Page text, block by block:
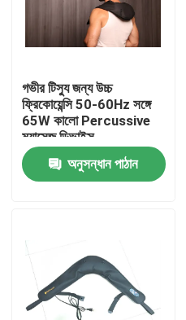
গভীর টিস্যু জন্য উচ্চ
ফ্রিকোয়েন্সি 50-60Hz সঙ্গে
65W কালো Percussive
ম্যাসেজ ডিভাইস
অনুসন্ধান পাঠান